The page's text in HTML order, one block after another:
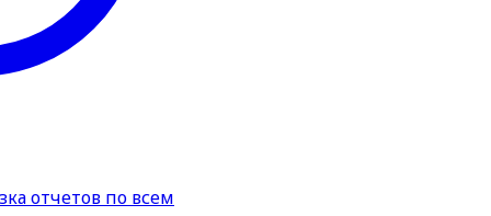
отчетов по всем